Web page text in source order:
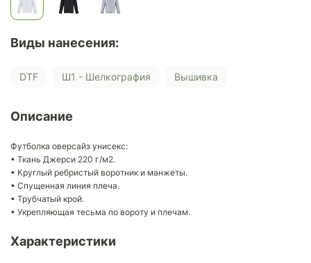
Виды нанесения:
DTF Ш1 - Шелкография Вышивка
Описание
Футболка оверсайз унисекс:
• Ткань Джерси 220 г/м2.
• Круглый ребристый воротник и манжеты.
• Спущенная линия плеча.
• Трубчатый крой.
• Укрепляющая тесьма по вороту и плечам.
Характеристики